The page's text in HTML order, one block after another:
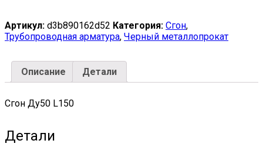
Артикул: d3b890162d52 Категория: Сгон,
Трубопроводная арматура, Черный металлопрокат
Описание Детали
Сгон Ду50 L150
Детали